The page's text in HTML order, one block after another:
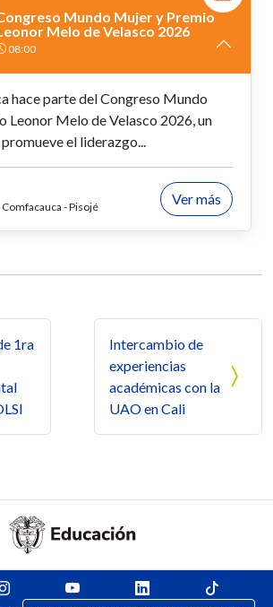
Mundo Mujer y Premio
Melo de Velasco 2026
08:00
hace parte del Congreso Mundo
Leonor Melo de Velasco 2026, un
el liderazgo...
- Pisojé
Ver más
1ra
Intercambio de
experiencias
académicas con la
UAO en Cali